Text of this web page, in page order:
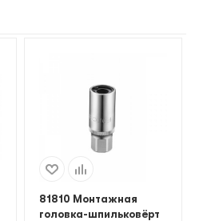
81810 Монтажная
головка-шпильковёрт